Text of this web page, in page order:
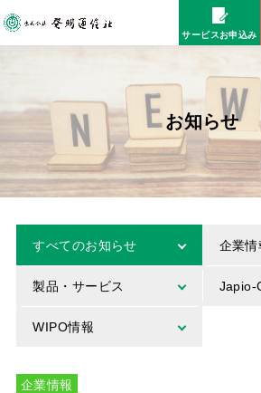
サービスお申込み
お知らせ
すべてのお知らせ 企業情
製品・サービス Japio-
WIPO情報
企業情報